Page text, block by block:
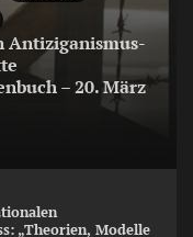
Antiziganismus-
– 20. März
„Theorien, Modelle